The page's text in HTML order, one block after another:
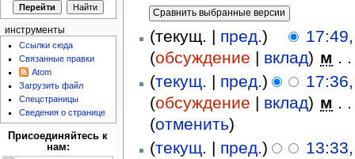
(текущ. | пред.)
(обсуждение | вклад) м . .
(текущ. | пред.)
(обсуждение | вклад) м . .
(отменить)
(текущ. | пред.)
инструменты
Ссылки сюда
Связанные правки
Atom
Загрузить файл
Спецстраницы
Сведения о странице
Присоединяйтесь к
нам: